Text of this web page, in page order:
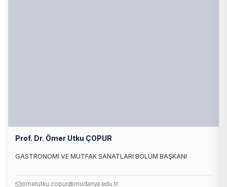
Prof. Dr. Ömer Utku ÇOPUR
GASTRONOMİ VE MUTFAK SANATLARI BÖLÜM BAŞKANI
omerutku.copur@mudanya.edu.tr